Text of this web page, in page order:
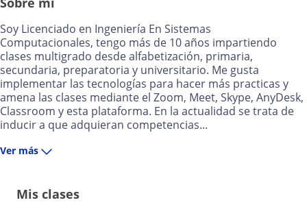
Soy Licenciado en Ingeniería En Sistemas
Computacionales, tengo más de 10 años impartiendo
clases multigrado desde alfabetización, primaria,
secundaria, preparatoria y universitario. Me gusta
implementar las tecnologías para hacer más practicas y
amena las clases mediante el Zoom, Meet, Skype, AnyDesk,
Classroom y esta plataforma. En la actualidad se trata de
inducir a que adquieran competencias...
Ver más
Mis clases